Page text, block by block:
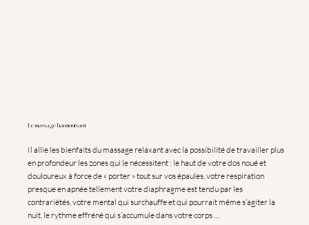
Le massage harmonisant
Il allie les bienfaits du massage relaxant avec la possibilité de travailler plus
en profondeur les zones qui le nécessitent : le haut de votre dos noué et
douloureux à force de « porter » tout sur vos épaules, votre respiration
presque en apnée tellement votre diaphragme est tendu par les
contrariétés, votre mental qui surchauffe et qui pourrait même s’agiter la
nuit, le rythme effréné qui s’accumule dans votre corps …